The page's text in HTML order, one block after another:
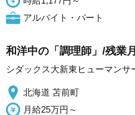
アルバイト・パート
和洋中の「調理師」/残業
シダックス大新東ヒューマンサ
北海道 苫前町
月給25万円～